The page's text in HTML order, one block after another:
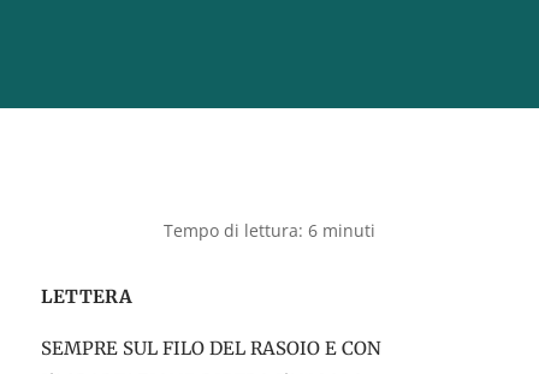
LETTERA
SEMPRE SUL FILO DEL RASOIO E CON